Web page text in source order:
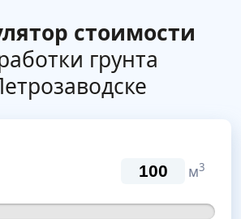
стоимости
грунта
м3